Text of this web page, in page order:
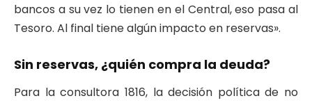
bancos a su vez lo tienen en el Central, eso pasa al
Tesoro. Al final tiene algún impacto en reservas».
Sin reservas, ¿quién compra la deuda?
Para la consultora 1816, la decisión política de no